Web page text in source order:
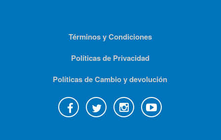
Términos y Condiciones
Políticas de Privacidad
Políticas de Cambio y devolución